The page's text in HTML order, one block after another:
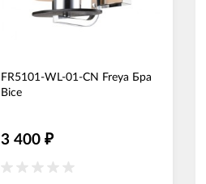
FR5101-WL-01-CN Freya Бра
Bice
3 400 ₽